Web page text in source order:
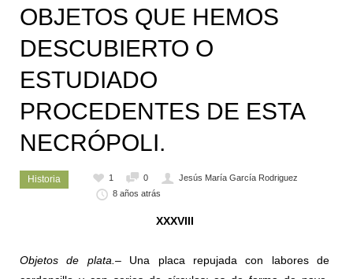
OBJETOS QUE HEMOS
DESCUBIERTO O
ESTUDIADO
PROCEDENTES DE ESTA
NECRÓPOLI.
Historia 1 0
Jesús María García Rodriguez
8 años atrás
XXXVIII
Objetos de plata.– Una placa repujada con labores de